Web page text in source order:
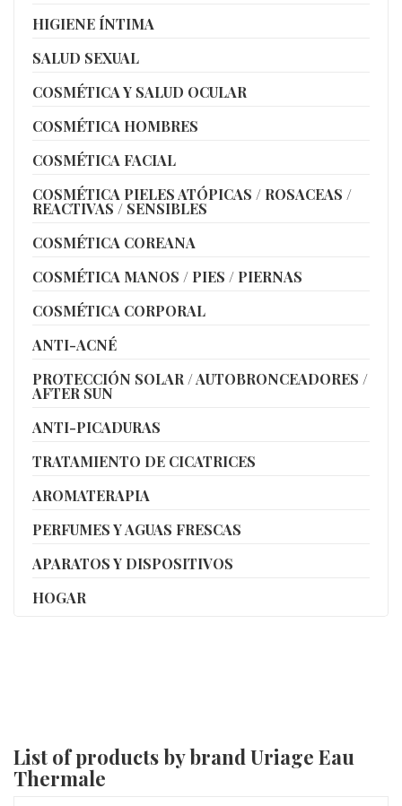
HIGIENE ÍNTIMA
SALUD SEXUAL
COSMÉTICA Y SALUD OCULAR
COSMÉTICA HOMBRES
COSMÉTICA FACIAL
COSMÉTICA PIELES ATÓPICAS / ROSACEAS /
REACTIVAS / SENSIBLES
COSMÉTICA COREANA
COSMÉTICA MANOS / PIES / PIERNAS
COSMÉTICA CORPORAL
ANTI-ACNÉ
PROTECCIÓN SOLAR / AUTOBRONCEADORES /
AFTER SUN
ANTI-PICADURAS
TRATAMIENTO DE CICATRICES
AROMATERAPIA
PERFUMES Y AGUAS FRESCAS
APARATOS Y DISPOSITIVOS
HOGAR
List of products by brand Uriage Eau
Thermale